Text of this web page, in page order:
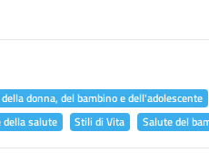
donna, del bambino e dell'adolescente
della salute
Stili di Vita Salute del